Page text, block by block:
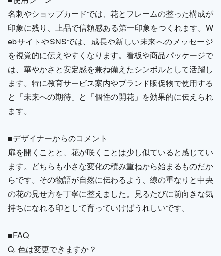
名刺やショップカードでは、花とフレームの整った構成が
印象に残り、上品で信頼感ある第一印象をつくれます。W
ebサイトやSNSでは、成長や新しい未来へのメッセージ
を視覚的に伝えやすくなります。看板や商品パッケージで
は、華やかさと安定感を兼ね備えたシンボルとして活躍し
ます。特に教育サービス案内やブランド販促物で使用する
と「未来への期待」と「個性の開花」を効果的に伝えられ
ます。
■デザイナーからのコメント
扉を開くことと、花が咲くことは少し似ていると感じてい
ます。どちらも小さな変化の積み重ねから始まるものだか
らです。その物語が自然に伝わるよう、線の重なりと中央
の花の見せ方を丁寧に整えました。見るたびに前向きな気
持ちになれる印として育っていけばうれしいです。
■FAQ
Q. 色は変更できますか？